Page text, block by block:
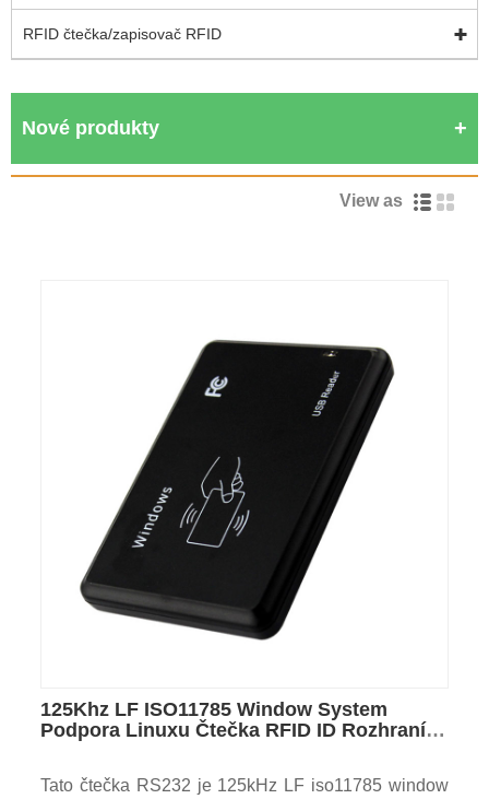
RFID čtečka/zapisovač RFID
Nové produkty
View as
125Khz LF ISO11785 Window System
Podpora Linuxu Čtečka RFID ID Rozhraní
Tato čtečka RS232 je 125kHz LF iso11785 window